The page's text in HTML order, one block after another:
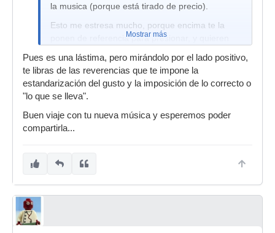
la musica (porque está tirado de precio).
Esto me estresa mucho, porque encima te la
ponen de referencia para presionar, y quieren
porque sinó no les trae a cuenta. Total que
echando cuentas no me merece la pena todo
ese estrés, prefiero componer lo que me de la
gana y cuando me de la gana.
Mostrar más
Pues es una lástima, pero mirándolo por el lado positivo,
te libras de las reverencias que te impone la
estandarización del gusto y la imposición de lo correcto o
"lo que se lleva".
Buen viaje con tu nueva música y esperemos poder
compartirla...